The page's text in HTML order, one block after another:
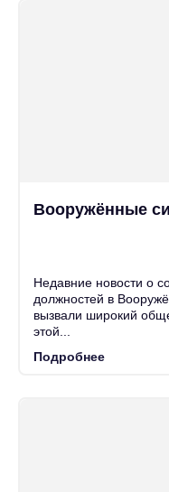
Недавние новости о
должностей в
вызвали широкий
этой...
Подробнее